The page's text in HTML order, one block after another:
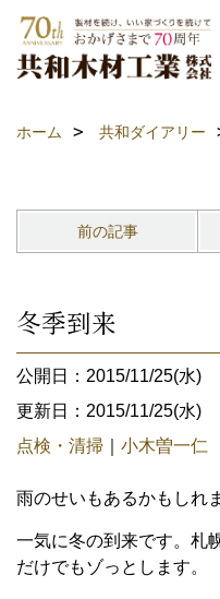
ホーム 共和ダイアリー
前の記事
冬季到来
公開日：2015/11/25(水)
更新日：2015/11/25(水)
点検・清掃
小木曽一仁
雨のせいもあるかもしれ
一気に冬の到来です。札
だけでもゾっとします。